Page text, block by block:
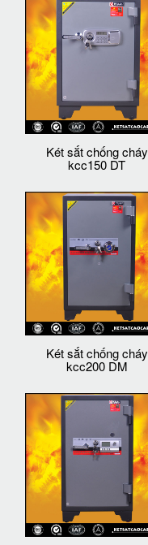
Két sắt chống cháy
kcc150 DT
Két sắt chống cháy
kcc200 DM